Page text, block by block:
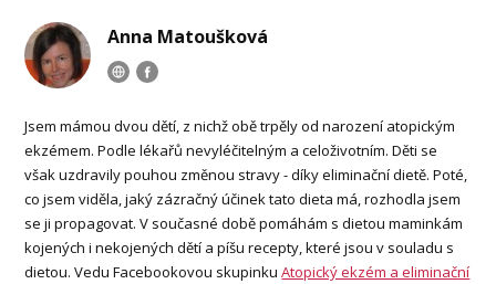
Anna Matoušková
Jsem mámou dvou dětí, z nichž obě trpěly od narození atopickým
ekzémem. Podle lékařů nevyléčitelným a celoživotním. Děti se
však uzdravily pouhou změnou stravy - díky eliminační dietě. Poté,
co jsem viděla, jaký zázračný účinek tato dieta má, rozhodla jsem
se ji propagovat. V současné době pomáhám s dietou maminkám
kojených i nekojených dětí a píšu recepty, které jsou v souladu s
dietou. Vedu Facebookovou skupinkuAtopický ekzém a eliminační